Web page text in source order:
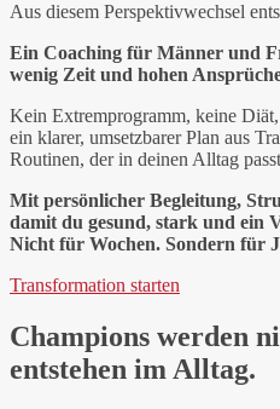
Aus diesem Perspektivwechsel
Ein Coaching für Männer und
wenig Zeit und hohen
Kein Extremprogramm, keine
ein klarer, umsetzbarer Plan aus
Routinen, der in deinen Alltag
Mit persönlicher Begleitung,
damit du gesund, stark und ein
Nicht für Wochen. Sondern für
Transformation starten
Champions werden
entstehen im Alltag.